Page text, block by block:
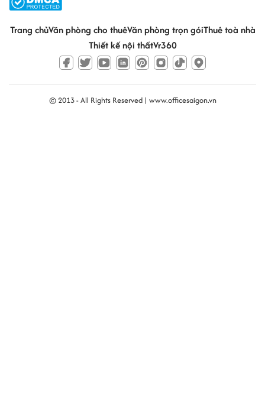
Trang chủVăn phòng cho thuêVăn phòng trọn góiThuê toà nhà
Thiết kế nội thấtVr360
© 2013 - All Rights Reserved | www.officesaigon.vn